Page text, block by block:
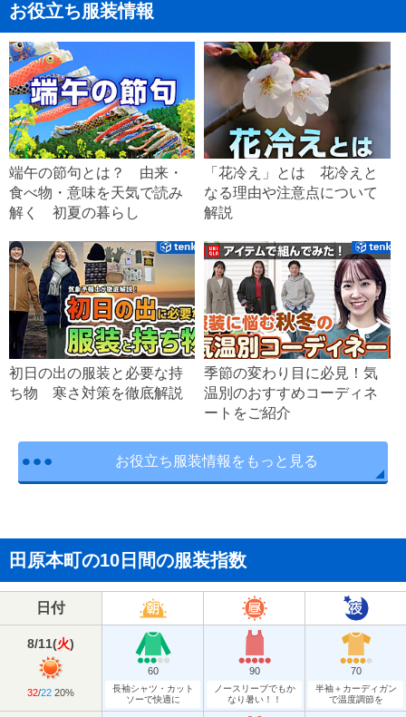
お役立ち服装情報
端午の節句とは？ 由来・
食べ物・意味を天気で読み
解く 初夏の暮らし
「花冷え」とは 花冷えと
なる理由や注意点について
解説
初日の出の服装と必要な持
ち物 寒さ対策を徹底解説
季節の変わり目に必見！気
温別のおすすめコーディネ
ートをご紹介
お役立ち服装情報をもっと見る
田原本町の10日間の服装指数
日付
8/11(火)
32/22 20%
60
長袖シャツ・カット
ソーで快適に
90
ノースリーブでもか
なり暑い！！
70
半袖＋カーディガン
で温度調節を